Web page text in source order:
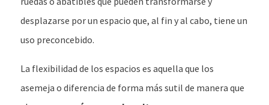
desplazarse por un espacio que, al fin y al cabo, tiene un
uso preconcebido.
La flexibilidad de los espacios es aquella que los
asemeja o diferencia de forma más sutil de manera que